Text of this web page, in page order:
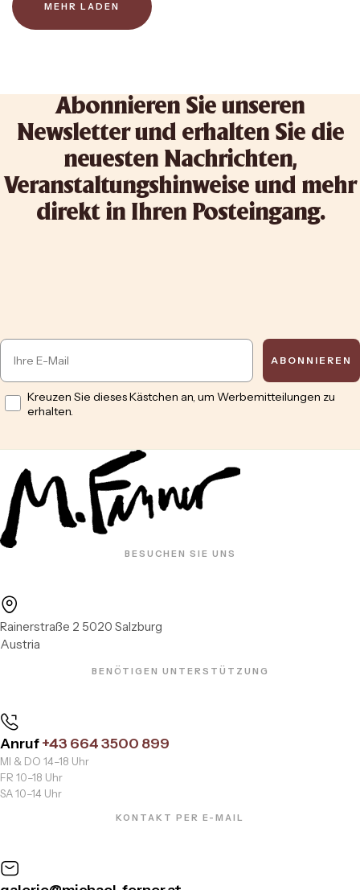
MEHR LADEN
Abonnieren Sie unseren
Newsletter und erhalten Sie die
neuesten Nachrichten,
Veranstaltungshinweise und mehr
direkt in Ihren Posteingang.
Email
ABONNIEREN
Opt inKreuzen Sie dieses Kästchen an, um Werbemitteilungen zu
erhalten.
BESUCHEN SIE UNS
Rainerstraße 2 5020 Salzburg
Austria
BENÖTIGEN UNTERSTÜTZUNG
Anruf+43 664 3500 899
MI & DO 14–18 Uhr
FR 10–18 Uhr
SA 10–14 Uhr
KONTAKT PER E-MAIL